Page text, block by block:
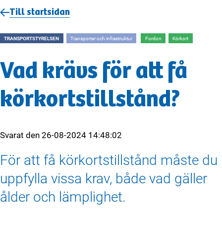
Till startsidan
TRANSPORTSTYRELSEN Transporter och infrastruktur Fordon Körkort
Vad krävs för att få
körkortstillstånd?
Svarat den26-08-2024 14:48:02
För att få körkortstillstånd måste du
uppfylla vissa krav, både vad gäller
ålder och lämplighet.